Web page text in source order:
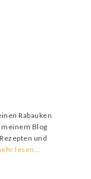
Rabauken
Blog
und
lesen…